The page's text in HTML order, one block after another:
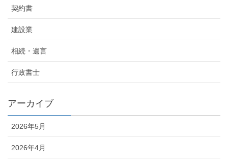
契約書
建設業
相続・遺言
行政書士
アーカイブ
2026年5月
2026年4月